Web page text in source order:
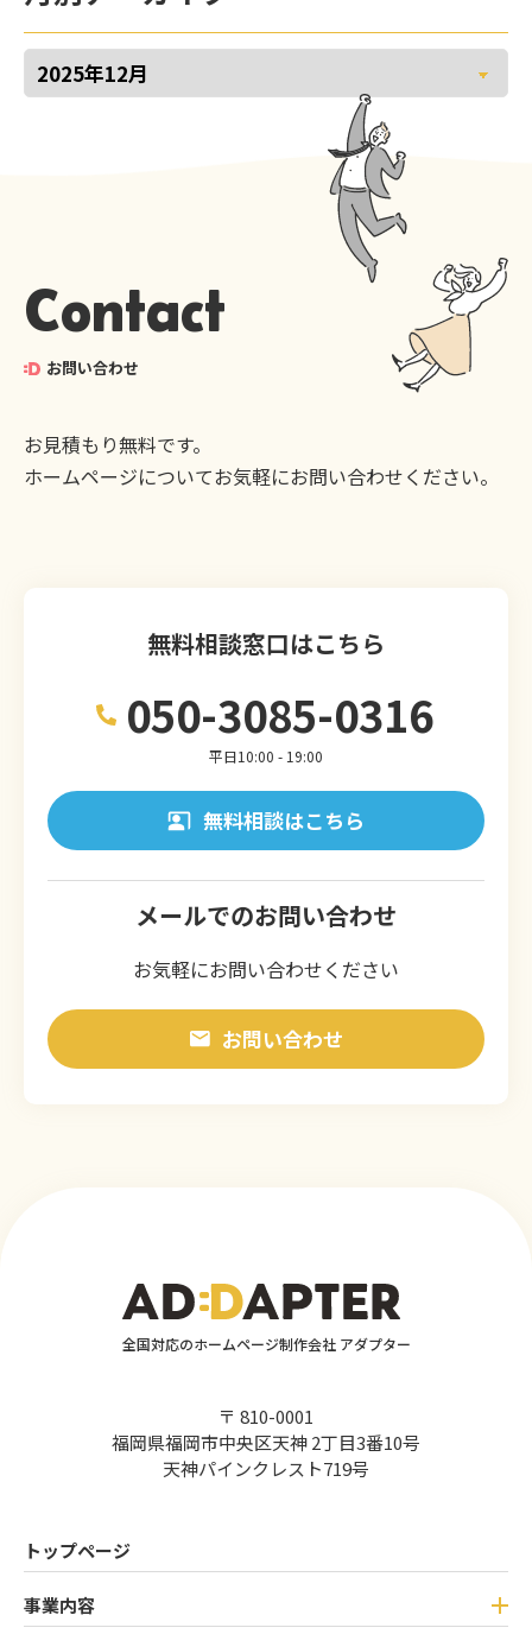
Contact
お問い合わせ
お見積もり無料です。
ホームページについてお気軽にお問い合わせください。
無料相談窓口はこちら
050-3085-0316
平日10:00 - 19:00
無料相談はこちら
メールでのお問い合わせ
お気軽にお問い合わせください
お問い合わせ
全国対応のホームページ制作会社 アダプター
〒 810-0001
福岡県福岡市中央区天神 2丁目3番10号
天神パインクレスト719号
トップページ
事業内容